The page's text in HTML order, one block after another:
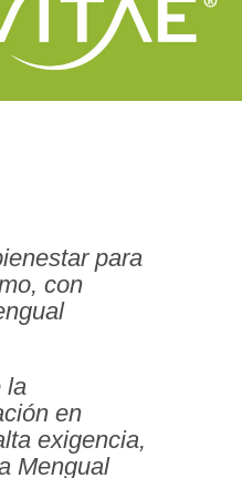
para
con
la
en
exigencia,
Mengual